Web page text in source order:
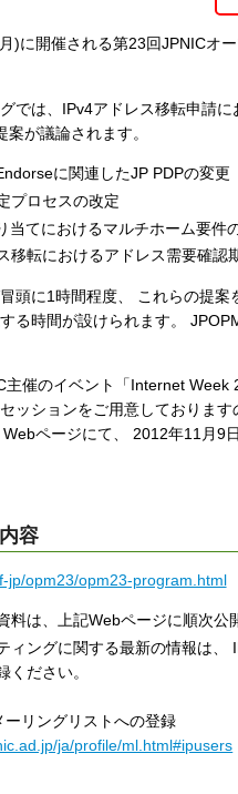
)に開催される第23回JPNICオ
では、IPv4アドレス移転申請
が議論されます。
に関連したJP PDPの変更
プロセスの改定
当てにおけるマルチホーム要件
移転におけるアドレス需要確認
頭に1時間程度、 これらの提案
る時間が設けられます。
催のイベント「Internet Week
ッションをご用意しておりま
ページにて、 2012年11月9
容
jp/opm23/opm23-program.html
料は、上記Webページに順次公
ィングに関する最新の情報は
ください。
ーリングリストへの登録
ja/profile/ml.html#ipusers